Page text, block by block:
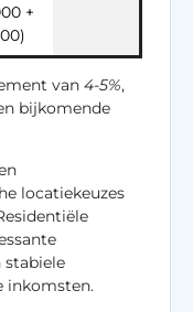
+
van 4-5%,
bijkomende
locatiekeuzes
stabiele
inkomsten.